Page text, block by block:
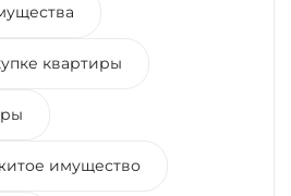
квартиры
имущество